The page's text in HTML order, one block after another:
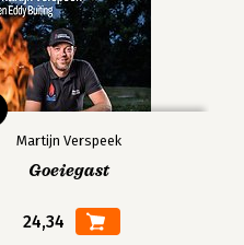
Martijn Verspeek
Goeiegast
24,34